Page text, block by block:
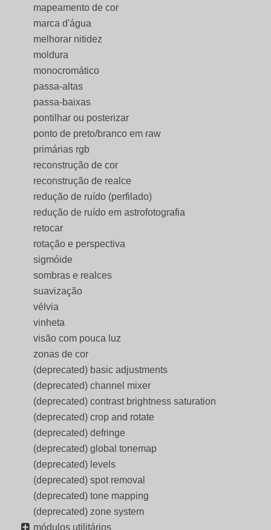
mapeamento de cor
marca d'água
melhorar nitidez
moldura
monocromático
passa-altas
passa-baixas
pontilhar ou posterizar
ponto de preto/branco em raw
primárias rgb
reconstrução de cor
reconstrução de realce
redução de ruído (perfilado)
redução de ruído em astrofotografia
retocar
rotação e perspectiva
sigmóide
sombras e realces
suavização
vélvia
vinheta
visão com pouca luz
zonas de cor
(deprecated) basic adjustments
(deprecated) channel mixer
(deprecated) contrast brightness saturation
(deprecated) crop and rotate
(deprecated) defringe
(deprecated) global tonemap
(deprecated) levels
(deprecated) spot removal
(deprecated) tone mapping
(deprecated) zone system
módulos utilitários